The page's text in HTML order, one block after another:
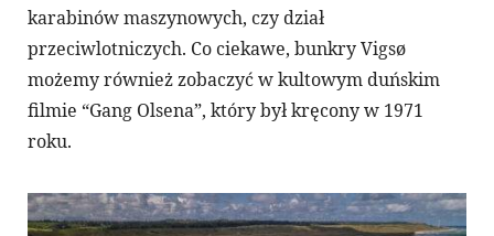
karabinów maszynowych, czy dział
przeciwlotniczych. Co ciekawe, bunkry Vigsø
możemy również zobaczyć w kultowym duńskim
filmie “Gang Olsena”, który był kręcony w 1971
roku.